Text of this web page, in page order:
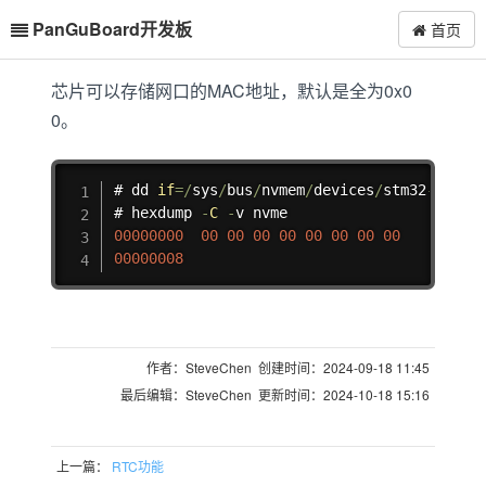
PanGuBoard开发板 首页
芯片可以存储网口的MAC地址，默认是全为0x0
0。
# dd if=/sys/bus/nvmem/devices/stm32-
# hexdump
-C -
v nvme
00000000
00 00 00 00 00 00 00 00
00000008
作者：SteveChen 创建时间：2024-09-18 11:45
最后编辑：SteveChen 更新时间：2024-10-18 15:16
上一篇： RTC功能